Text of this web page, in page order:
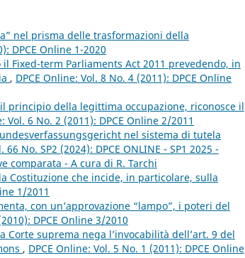
nel prisma delle trasformazioni della
DPCE Online 1-2020
Fixed-term Parliaments Act 2011 prevedendo, in
, DPCE Online: Vol. 8 No. 4 (2011): DPCE Online
il principio della legittima occupazione, riconosce il
Vol. 6 No. 2 (2011): DPCE Online 2/2011
nel sistema di tutela
66 No. SP2 (2024): DPCE ONLINE - SP1 2025 -
comparata - A cura di R. Tarchi
Costituzione che incide, in particolare, sulla
1/2011
con un’approvazione “lampo”, i poteri del
DPCE Online 3/2010
Corte suprema nega l’invocabilità dell’art. 9 del
, DPCE Online: Vol. 5 No. 1 (2011): DPCE Online